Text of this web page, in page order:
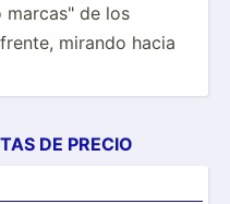
marcas­" de los
mirando hacia
DE PRECIO